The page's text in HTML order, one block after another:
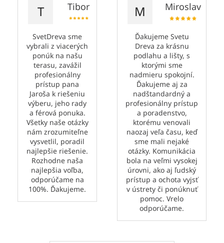
T Tibor
SvetDreva sme
vybrali z viacerých
ponúk na našu
terasu, zavážil
profesionálny
prístup pana
Jaroša k riešeniu
výberu, jeho rady
a férová ponuka.
Všetky naše otázky
nám zrozumiteľne
vysvetlil, poradil
najlepšie riešenie.
Rozhodne naša
najlepšia voľba,
odporúčame na
100%. Ďakujeme.
M Miroslav
Ďakujeme Svetu
Dreva za krásnu
podlahu a lišty, s
ktorými sme
nadmieru spokojní.
Ďakujeme aj za
nadštandardný a
profesionálny prístup
a poradenstvo,
ktorému venovali
naozaj veľa času, keď
sme mali nejaké
otázky. Komunikácia
bola na veľmi vysokej
úrovni, ako aj ľudský
prístup a ochota vyjsť
v ústrety či ponúknuť
pomoc. Vrelo
odporúčame.